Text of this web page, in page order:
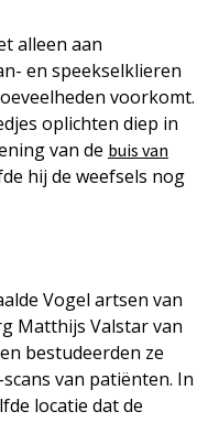
alleen aan
en speekselklieren
voorkomt.
oplichten diep in
van de buis van
hij de weefsels nog
Vogel artsen van
Matthijs Valstar van
bestudeerden ze
van patiënten. In
locatie dat de